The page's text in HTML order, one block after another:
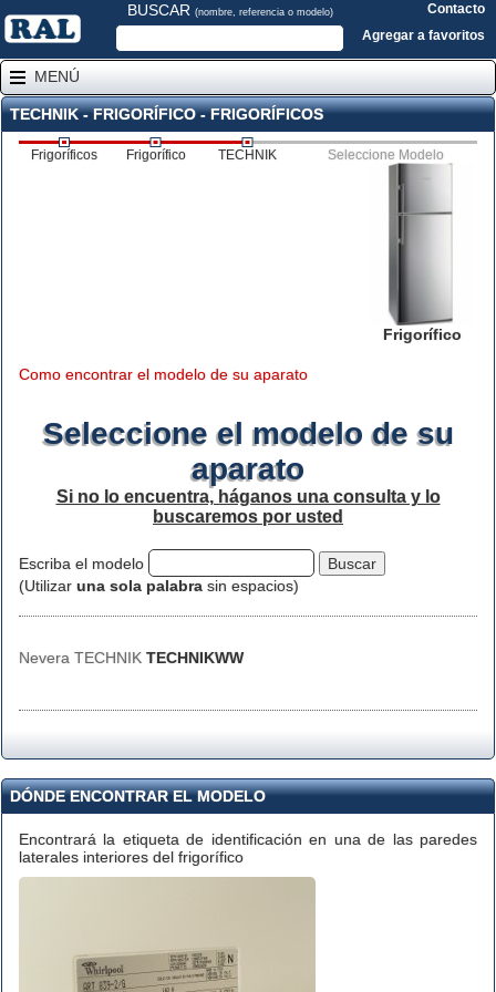
BUSCAR (nombre, referencia o modelo)
Contacto
Agregar a favoritos
MENÚ
TECHNIK - FRIGORÍFICO - FRIGORÍFICOS
Frigoríficos Frigorífico TECHNIK Seleccione Modelo
Frigorífico
Como encontrar el modelo de su aparato
Seleccione el modelo de su
aparato
Si no lo encuentra, háganos una consulta y lo
buscaremos por usted
Escriba el modelo
(Utilizar una sola palabra sin espacios)
Nevera TECHNIK TECHNIKWW
DÓNDE ENCONTRAR EL MODELO
Encontrará la etiqueta de identificación en una de las paredes
laterales interiores del frigorífico